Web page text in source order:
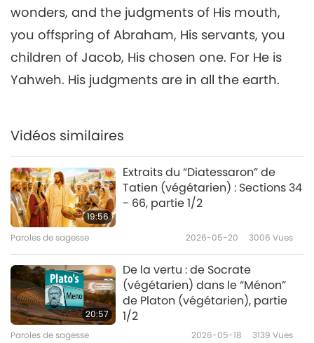
wonders, and the judgments of His mouth,
you offspring of Abraham, His servants, you
children of Jacob, His chosen one. For He is
Yahweh. His judgments are in all the earth.
Vidéos similaires
19:56
Extraits du “Diatessaron” de
Tatien (végétarien) : Sections 34
- 66, partie 1/2
Paroles de sagesse 2026-05-20 3006 Vues
20:57
De la vertu : de Socrate
(végétarien) dans le “Ménon”
de Platon (végétarien), partie
1/2
Paroles de sagesse 2026-05-18 3139 Vues